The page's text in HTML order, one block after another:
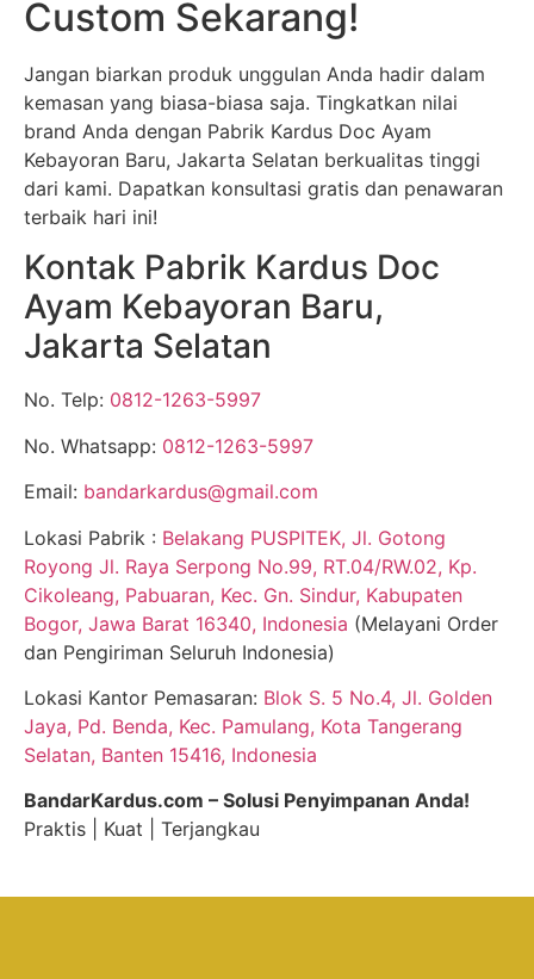
Custom Sekarang!
Jangan biarkan produk unggulan Anda hadir dalam
kemasan yang biasa-biasa saja. Tingkatkan nilai
brand Anda dengan Pabrik Kardus Doc Ayam
Kebayoran Baru, Jakarta Selatan berkualitas tinggi
dari kami. Dapatkan konsultasi gratis dan penawaran
terbaik hari ini!
Kontak Pabrik Kardus Doc
Ayam Kebayoran Baru,
Jakarta Selatan
No. Telp: 0812-1263-5997
No. Whatsapp: 0812-1263-5997
Email: bandarkardus@gmail.com
Lokasi Pabrik : Belakang PUSPITEK, Jl. Gotong
Royong Jl. Raya Serpong No.99, RT.04/RW.02, Kp.
Cikoleang, Pabuaran, Kec. Gn. Sindur, Kabupaten
Bogor, Jawa Barat 16340, Indonesia (Melayani Order
dan Pengiriman Seluruh Indonesia)
Lokasi Kantor Pemasaran: Blok S. 5 No.4, Jl. Golden
Jaya, Pd. Benda, Kec. Pamulang, Kota Tangerang
Selatan, Banten 15416, Indonesia
BandarKardus.com – Solusi Penyimpanan Anda!
Praktis | Kuat | Terjangkau